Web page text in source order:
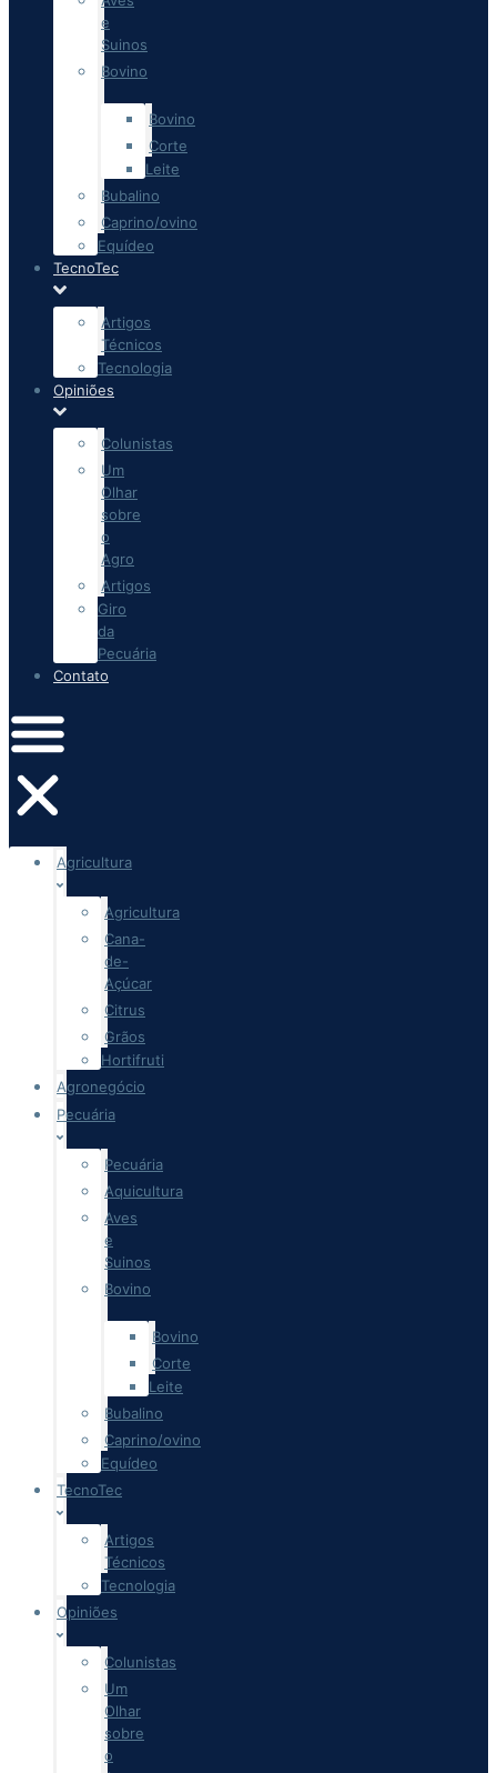
e
Suinos
Bovino
Bovino
Corte
Leite
Bubalino
Caprino/ovino
Equídeo
TecnoTec
Artigos
Técnicos
Tecnologia
Opiniões
Colunistas
Um
Olhar
sobre
o
Agro
Artigos
Giro
da
Pecuária
Contato
Agricultura
Agricultura
Cana-
de-
Açúcar
Citrus
Grãos
Hortifruti
Agronegócio
Pecuária
Pecuária
Aquicultura
Aves
e
Suinos
Bovino
Bovino
Corte
Leite
Bubalino
Caprino/ovino
Equídeo
TecnoTec
Artigos
Técnicos
Tecnologia
Opiniões
Colunistas
Um
Olhar
sobre
o